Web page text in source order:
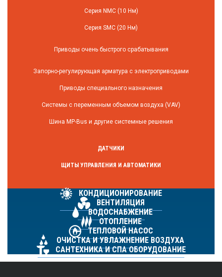
Серия NMC (10 Нм)
Серия SMC (20 Нм)
Приводы очень быстрого срабатывания
Запорно-регулирующая арматура с электроприводами
Приводы специального назначения
Системы с переменным объемом воздуха (VAV)
Шина MP-Bus и другие системные решения
ДАТЧИКИ
ЩИТЫ УПРАВЛЕНИЯ И АВТОМАТИКИ
КОНДИЦИОНИРОВАНИЕ
ВЕНТИЛЯЦИЯ
ВОДОСНАБЖЕНИЕ
ОТОПЛЕНИЕ
ТЕПЛОВОЙ НАСОС
ОЧИСТКА И УВЛАЖНЕНИЕ ВОЗДУХА
САНТЕХНИКА И СПА ОБОРУДОВАНИЕ